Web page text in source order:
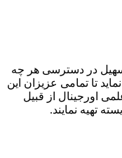
تسهیل در دسترسی هر چه
تا تمامی عزیزان این
اورجینال از قبیل
تهیه نمایند.